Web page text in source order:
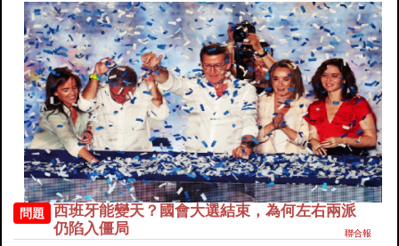
問題
西班牙能變天？國會大選結束，為何左右兩派
仍陷入僵局
聯合報